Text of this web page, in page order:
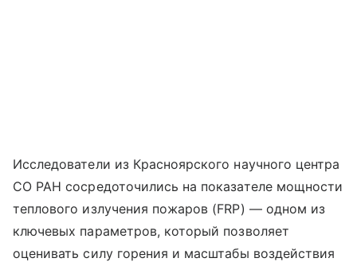
Исследователи из Красноярского научного центра
СО РАН сосредоточились на показателе мощности
теплового излучения пожаров (FRP) — одном из
ключевых параметров, который позволяет
оценивать силу горения и масштабы воздействия